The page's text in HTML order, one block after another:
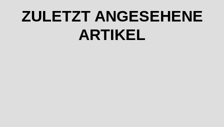
ZULETZT ANGESEHENE
ARTIKEL